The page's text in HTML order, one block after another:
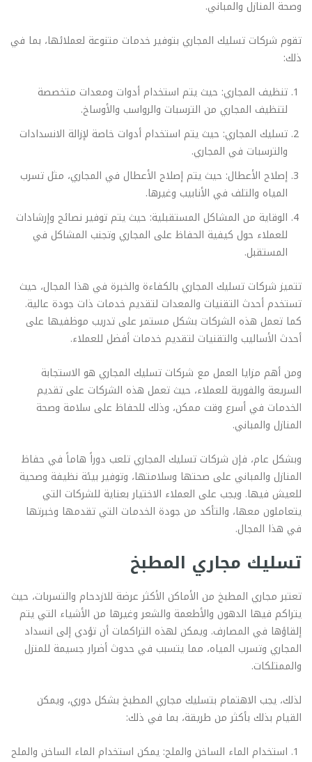
وصحة المنازل والمباني.
تقوم شركات تسليك المجاري بتوفير خدمات متنوعة لعملائها، بما في
ذلك:
تنظيف المجاري: حيث يتم استخدام أدوات ومعدات متخصصة
لتنظيف المجاري من الترسبات والرواسب والأوساخ.
تسليك المجاري: حيث يتم استخدام أدوات خاصة لإزالة الانسدادات
والترسبات في المجاري.
إصلاح الأعطال: حيث يتم إصلاح الأعطال في المجاري، مثل تسرب
المياه والتلف في الأنابيب وغيرها.
الوقاية من المشاكل المستقبلية: حيث يتم توفير نصائح وإرشادات
للعملاء حول كيفية الحفاظ على المجاري وتجنب المشاكل في
المستقبل.
تتميز شركات تسليك المجاري بالكفاءة والخبرة في هذا المجال، حيث
تستخدم أحدث التقنيات والمعدات لتقديم خدمات ذات جودة عالية.
كما تعمل هذه الشركات بشكل مستمر على تدريب موظفيها على
أحدث الأساليب والتقنيات لتقديم خدمات أفضل للعملاء.
ومن أهم مزايا العمل مع شركات تسليك المجاري هو الاستجابة
السريعة والفورية للعملاء، حيث تعمل هذه الشركات على تقديم
الخدمات في أسرع وقت ممكن، وذلك للحفاظ على سلامة وصحة
المنازل والمباني.
وبشكل عام، فإن شركات تسليك المجاري تلعب دوراً هاماً في حفاظ
المنازل والمباني على صحتها وسلامتها، وتوفير بيئة نظيفة وصحية
للعيش فيها. ويجب على العملاء الاختيار بعناية للشركات التي
يتعاملون معها، والتأكد من جودة الخدمات التي تقدمها وخبرتها
في هذا المجال.
تسليك مجاري المطبخ
تعتبر مجاري المطبخ من الأماكن الأكثر عرضة للازدحام والتسربات، حيث
يتراكم فيها الدهون والأطعمة والشعر وغيرها من الأشياء التي يتم
إلقاؤها في المصارف. ويمكن لهذه التراكمات أن تؤدي إلى انسداد
المجاري وتسرب المياه، مما يتسبب في حدوث أضرار جسيمة للمنزل
والممتلكات.
لذلك، يجب الاهتمام بتسليك مجاري المطبخ بشكل دوري، ويمكن
القيام بذلك بأكثر من طريقة، بما في ذلك:
استخدام الماء الساخن والملح: يمكن استخدام الماء الساخن والملح